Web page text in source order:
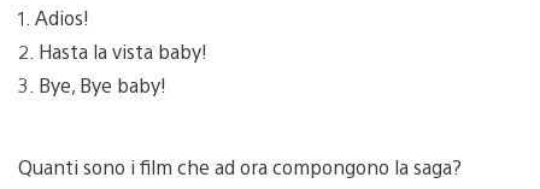
1. Adios!
2. Hasta la vista baby!
3. Bye, Bye baby!
Quanti sono i film che ad ora compongono la saga?